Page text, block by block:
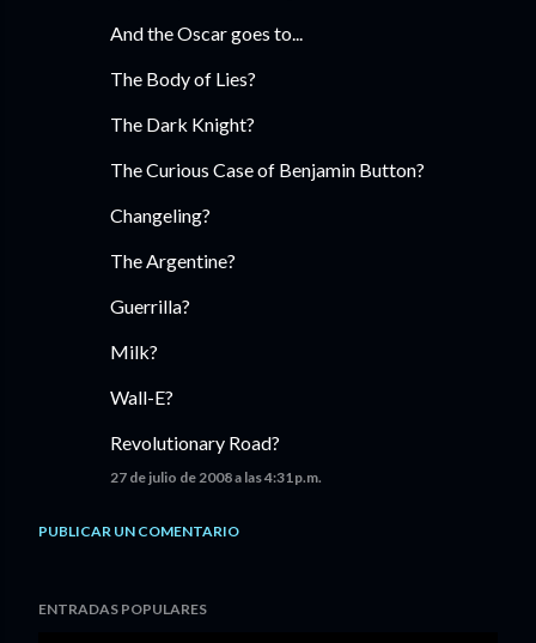
And the Oscar goes to...
The Body of Lies?
The Dark Knight?
The Curious Case of Benjamin Button?
Changeling?
The Argentine?
Guerrilla?
Milk?
Wall-E?
Revolutionary Road?
27 de julio de 2008 a las 4:31 p.m.
PUBLICAR UN COMENTARIO
ENTRADAS POPULARES